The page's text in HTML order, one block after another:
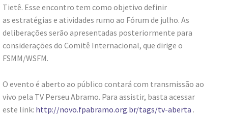
Tietê. Esse encontro tem como objetivo definir
as estratégias e atividades rumo ao Fórum de julho. As
deliberações serão apresentadas posteriormente para
considerações do Comitê Internacional, que dirige o
FSMM/WSFM.
O evento é aberto ao público contará com transmissão ao
vivo pela TV Perseu Abramo. Para assistir, basta acessar
este link: http://novo.fpabramo.org.br/tags/tv-aberta .